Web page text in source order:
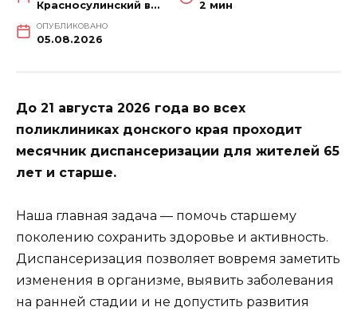
Красносулинский вестник 2 мин
ОПУБЛИКОВАНО
05.08.2026
До 21 августа 2026 года во всех
поликлиниках донского края проходит
месячник диспансеризации для жителей 65
лет и старше.
Наша главная задача — помочь старшему
поколению сохранить здоровье и активность.
Диспансеризация позволяет вовремя заметить
изменения в организме, выявить заболевания
на ранней стадии и не допустить развития